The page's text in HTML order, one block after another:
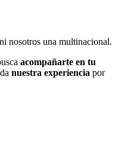
nosotros una multinacional.
acompañarte en tu
nuestra experiencia por